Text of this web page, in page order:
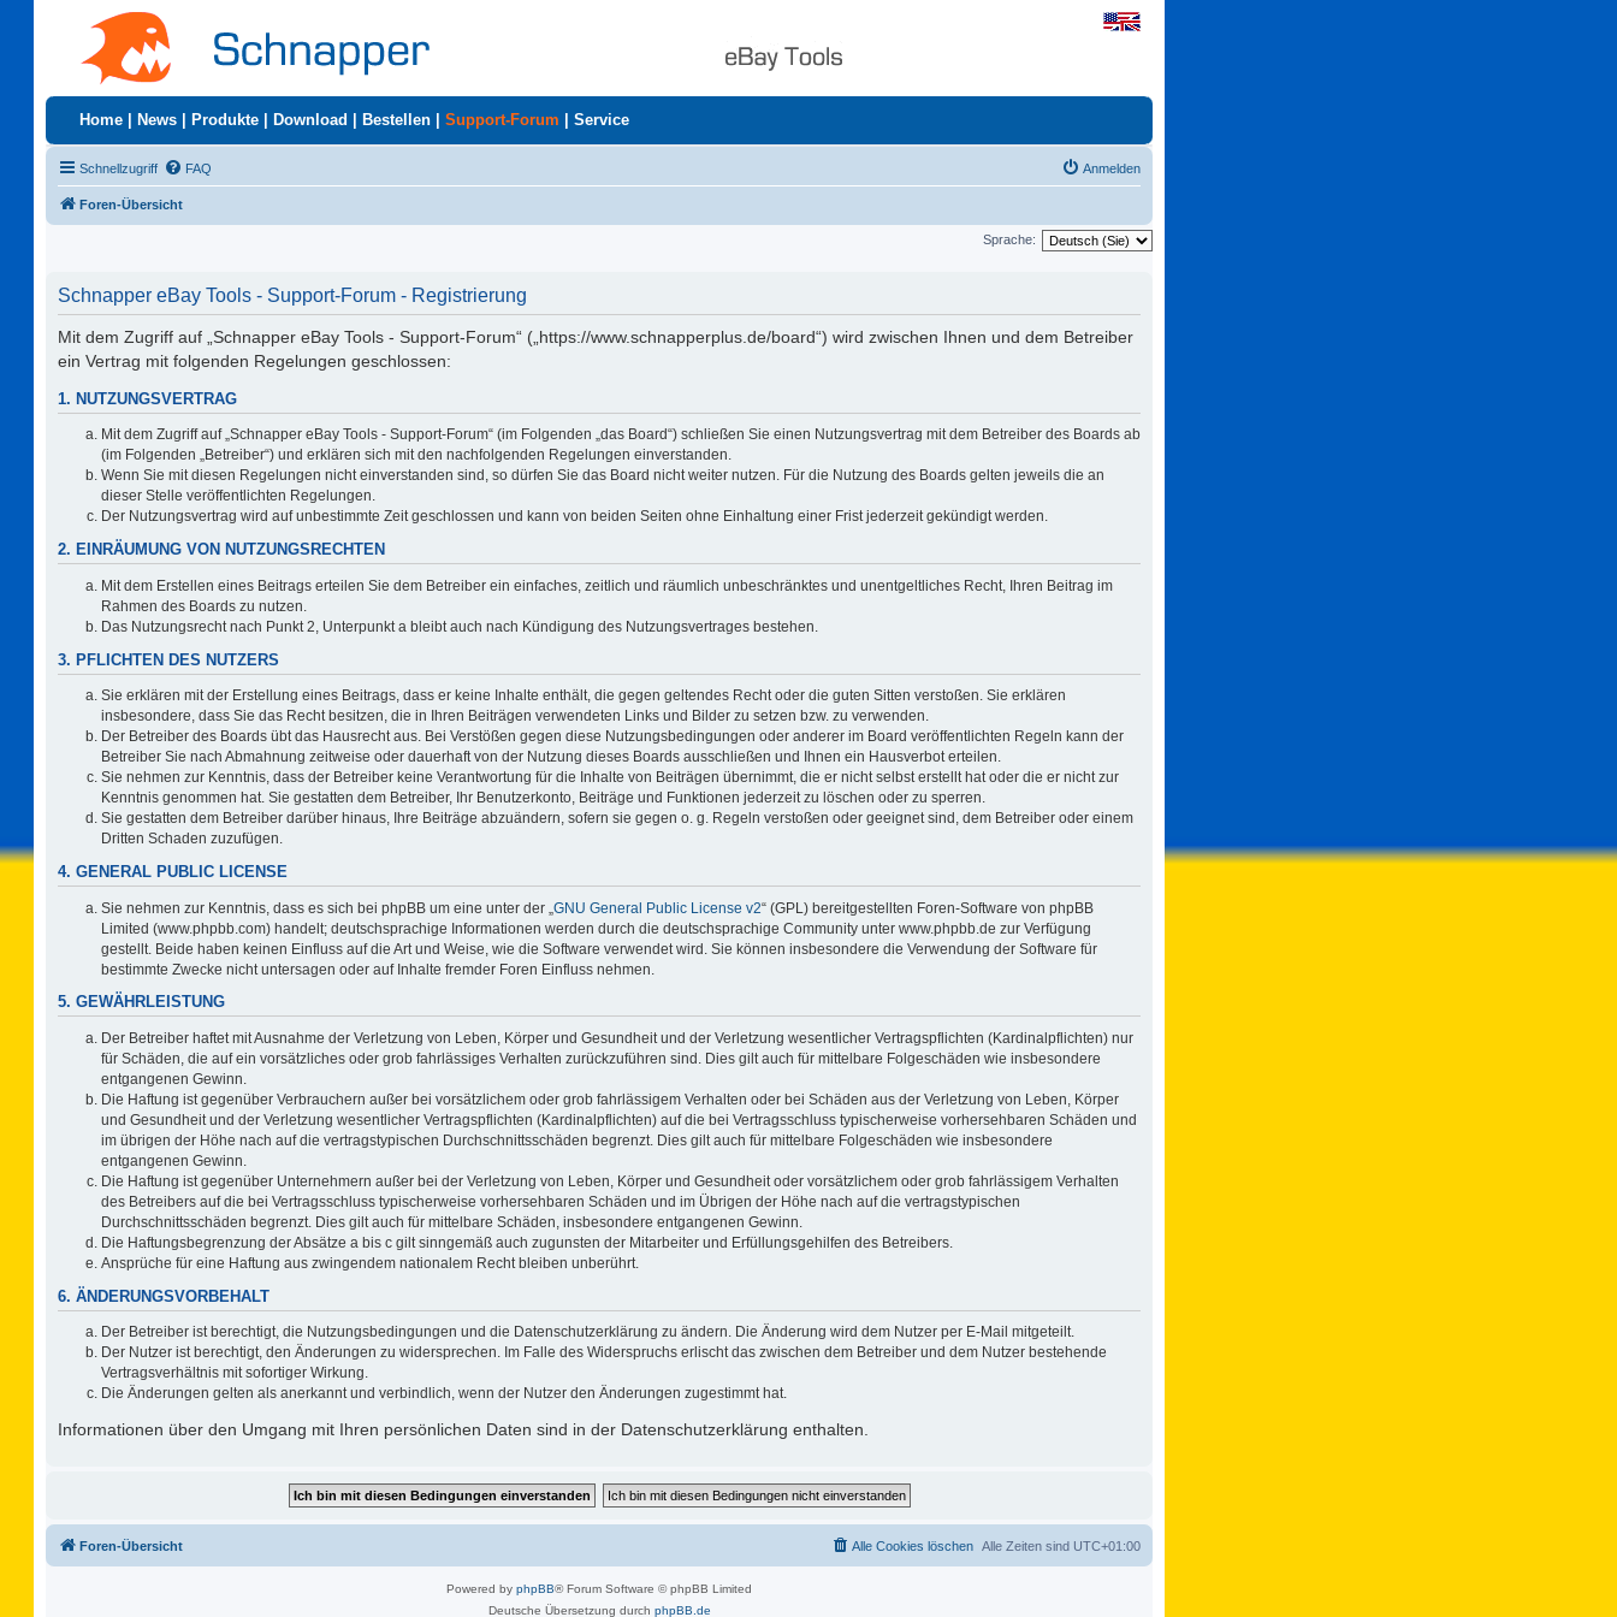
Home News Produkte Download Bestellen Support-Forum Service
Schnellzugriff FAQ Anmelden
Foren-Übersicht
Sprache:
Schnapper eBay Tools - Support-Forum - Registrierung
Mit dem Zugriff auf „Schnapper eBay Tools - Support-Forum“ („https://www.schnapperplus.de/board“) wird zwischen Ihnen und dem Betreiber
ein Vertrag mit folgenden Regelungen geschlossen:
1. NUTZUNGSVERTRAG
Mit dem Zugriff auf „Schnapper eBay Tools - Support-Forum“ (im Folgenden „das Board“) schließen Sie einen Nutzungsvertrag mit dem Betreiber des Boards ab
(im Folgenden „Betreiber“) und erklären sich mit den nachfolgenden Regelungen einverstanden.
Wenn Sie mit diesen Regelungen nicht einverstanden sind, so dürfen Sie das Board nicht weiter nutzen. Für die Nutzung des Boards gelten jeweils die an
dieser Stelle veröffentlichten Regelungen.
Der Nutzungsvertrag wird auf unbestimmte Zeit geschlossen und kann von beiden Seiten ohne Einhaltung einer Frist jederzeit gekündigt werden.
2. EINRÄUMUNG VON NUTZUNGSRECHTEN
Mit dem Erstellen eines Beitrags erteilen Sie dem Betreiber ein einfaches, zeitlich und räumlich unbeschränktes und unentgeltliches Recht, Ihren Beitrag im
Rahmen des Boards zu nutzen.
Das Nutzungsrecht nach Punkt 2, Unterpunkt a bleibt auch nach Kündigung des Nutzungsvertrages bestehen.
3. PFLICHTEN DES NUTZERS
Sie erklären mit der Erstellung eines Beitrags, dass er keine Inhalte enthält, die gegen geltendes Recht oder die guten Sitten verstoßen. Sie erklären
insbesondere, dass Sie das Recht besitzen, die in Ihren Beiträgen verwendeten Links und Bilder zu setzen bzw. zu verwenden.
Der Betreiber des Boards übt das Hausrecht aus. Bei Verstößen gegen diese Nutzungsbedingungen oder anderer im Board veröffentlichten Regeln kann der
Betreiber Sie nach Abmahnung zeitweise oder dauerhaft von der Nutzung dieses Boards ausschließen und Ihnen ein Hausverbot erteilen.
Sie nehmen zur Kenntnis, dass der Betreiber keine Verantwortung für die Inhalte von Beiträgen übernimmt, die er nicht selbst erstellt hat oder die er nicht zur
Kenntnis genommen hat. Sie gestatten dem Betreiber, Ihr Benutzerkonto, Beiträge und Funktionen jederzeit zu löschen oder zu sperren.
Sie gestatten dem Betreiber darüber hinaus, Ihre Beiträge abzuändern, sofern sie gegen o. g. Regeln verstoßen oder geeignet sind, dem Betreiber oder einem
Dritten Schaden zuzufügen.
4. GENERAL PUBLIC LICENSE
Sie nehmen zur Kenntnis, dass es sich bei phpBB um eine unter der „ GNU General Public License v2“ (GPL) bereitgestellten Foren-Software von phpBB
Limited (www.phpbb.com) handelt; deutschsprachige Informationen werden durch die deutschsprachige Community unter www.phpbb.de zur Verfügung
gestellt. Beide haben keinen Einfluss auf die Art und Weise, wie die Software verwendet wird. Sie können insbesondere die Verwendung der Software für
bestimmte Zwecke nicht untersagen oder auf Inhalte fremder Foren Einfluss nehmen.
5. GEWÄHRLEISTUNG
Der Betreiber haftet mit Ausnahme der Verletzung von Leben, Körper und Gesundheit und der Verletzung wesentlicher Vertragspflichten (Kardinalpflichten) nur
für Schäden, die auf ein vorsätzliches oder grob fahrlässiges Verhalten zurückzuführen sind. Dies gilt auch für mittelbare Folgeschäden wie insbesondere
entgangenen Gewinn.
Die Haftung ist gegenüber Verbrauchern außer bei vorsätzlichem oder grob fahrlässigem Verhalten oder bei Schäden aus der Verletzung von Leben, Körper
und Gesundheit und der Verletzung wesentlicher Vertragspflichten (Kardinalpflichten) auf die bei Vertragsschluss typischerweise vorhersehbaren Schäden und
im übrigen der Höhe nach auf die vertragstypischen Durchschnittsschäden begrenzt. Dies gilt auch für mittelbare Folgeschäden wie insbesondere
entgangenen Gewinn.
Die Haftung ist gegenüber Unternehmern außer bei der Verletzung von Leben, Körper und Gesundheit oder vorsätzlichem oder grob fahrlässigem Verhalten
des Betreibers auf die bei Vertragsschluss typischerweise vorhersehbaren Schäden und im Übrigen der Höhe nach auf die vertragstypischen
Durchschnittsschäden begrenzt. Dies gilt auch für mittelbare Schäden, insbesondere entgangenen Gewinn.
Die Haftungsbegrenzung der Absätze a bis c gilt sinngemäß auch zugunsten der Mitarbeiter und Erfüllungsgehilfen des Betreibers.
Ansprüche für eine Haftung aus zwingendem nationalem Recht bleiben unberührt.
6. ÄNDERUNGSVORBEHALT
Der Betreiber ist berechtigt, die Nutzungsbedingungen und die Datenschutzerklärung zu ändern. Die Änderung wird dem Nutzer per E-Mail mitgeteilt.
Der Nutzer ist berechtigt, den Änderungen zu widersprechen. Im Falle des Widerspruchs erlischt das zwischen dem Betreiber und dem Nutzer bestehende
Vertragsverhältnis mit sofortiger Wirkung.
Die Änderungen gelten als anerkannt und verbindlich, wenn der Nutzer den Änderungen zugestimmt hat.
Informationen über den Umgang mit Ihren persönlichen Daten sind in der Datenschutzerklärung enthalten.
Foren-Übersicht Alle Zeiten sind UTC+01:00
Alle Cookies löschen
Powered by phpBB® Forum Software © phpBB Limited
Deutsche Übersetzung durch phpBB.de